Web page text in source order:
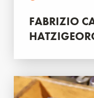
FABRIZIO